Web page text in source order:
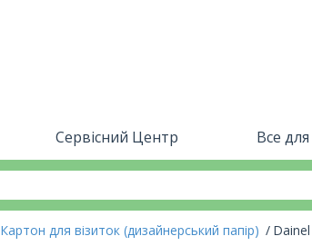
Сервісний Центр Все
Картон для візиток (дизайнерський папір)